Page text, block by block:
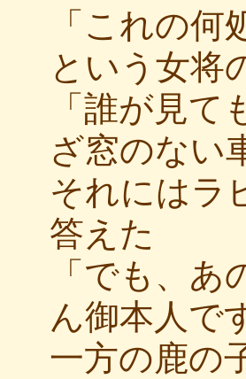
「これの
という女将
「誰が見
ざ窓のない
それにはラ
答えた
「でも、
ん御本人で
一方の鹿の